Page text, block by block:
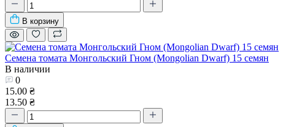
В корзину
Семена томата Монгольский Гном (Mongolian Dwarf) 15 семян
В наличии
0
15.00 ₴
13.50 ₴